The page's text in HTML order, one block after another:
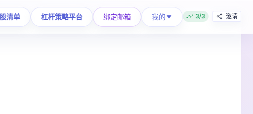
清单 杠杆策略平台 绑定邮箱 我的 3/3 邀请